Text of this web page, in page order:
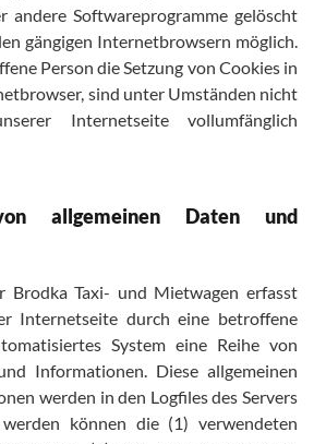
andere Softwareprogramme gelöscht
gängigen Internetbrowsern möglich.
Person die Setzung von Cookies in
sind unter Umständen nicht
Internetseite vollumfänglich
allgemeinen Daten und
Brodka Taxi- und Mietwagen erfasst
Internetseite durch eine betroffene
System eine Reihe von
Informationen. Diese allgemeinen
werden in den Logfiles des Servers
werden können die (1) verwendeten